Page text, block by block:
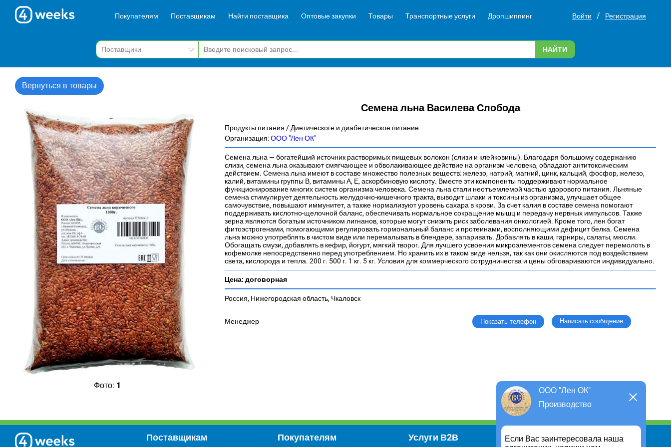
Покупателям Поставщикам Найти поставщика Оптовые закупки Товары Транспортные услуги Дропшиппинг Войти / Регистрация
НАЙТИ
Вернуться в товары
Фото: 1
Семена льна Василева Слобода
Продукты питания / Диетическоге и диабетическое питание
Организация:ООО "Лен ОК"
Семена льна — богатейший источник растворимых пищевых волокон (слизи и клейковины). Благодаря большому содержанию
слизи, семена льна оказывают смягчающее и обволакивающее действие на организм человека, обладают антитоксическим
действием. Семена льна имеют в составе множество полезных веществ: железо, натрий, магний, цинк, кальций, фосфор, железо,
калий, витамины группы В, витамины А, Е, аскорбиновую кислоту. Вместе эти компоненты поддерживают нормальное
функционирование многих систем организма человека. Семена льна стали неотъемлемой частью здорового питания. Льняные
семена стимулирует деятельность желудочно-кишечного тракта, выводит шлаки и токсины из организма, улучшает общее
самочувствие, повышают иммунитет, а также нормализуют уровень сахара в крови. За счет калия в составе семена помогают
поддерживать кислотно-щелочной баланс, обеспечивать нормальное сокращение мышц и передачу нервных импульсов. Также
зерна являются богатым источником лигнанов, которые могут снизить риск заболевания онкологией. Кроме того, лен богат
фитоэстрогенами, помогающими регулировать гормональный баланс и протеинами, восполняющими дефицит белка. Семена
льна можно употреблять в чистом виде или перемалывать в блендере, запаривать. Добавлять в каши, гарниры, салаты, мюсли.
Обогащать смузи, добавлять в кефир, йогурт, мягкий творог. Для лучшего усвоения микроэлементов семена следует перемолоть в
кофемолке непосредственно перед употреблением. Но хранить их в таком виде нельзя, так как они окисляются под воздействием
света, кислорода и тепла. 200 г. 500 г. 1 кг. 5 кг. Условия для коммерческого сотрудничества и цены обговариваются индивидуально.
Цена: договорная
Россия, Нижегородская область, Чкаловск
Менеджер Показать телефон Написать сообщение
ООО "Лен ОК"
Производство
Если Вас заинтересовала наша
Поставщикам Покупателям Услуги В2В Информация